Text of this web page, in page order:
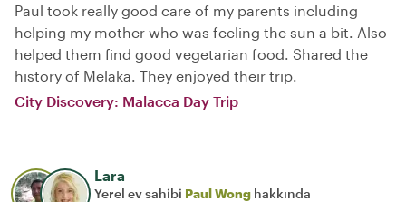
Paul took really good care of my parents including
helping my mother who was feeling the sun a bit. Also
helped them find good vegetarian food. Shared the
history of Melaka. They enjoyed their trip.
City Discovery: Malacca Day Trip
Lara
Yerel ev sahibi Paul Wong hakkında